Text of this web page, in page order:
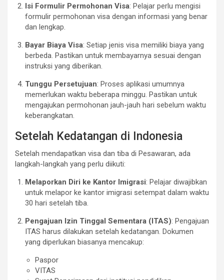
Isi Formulir Permohonan Visa: Pelajar perlu mengisi
formulir permohonan visa dengan informasi yang benar
dan lengkap.
Bayar Biaya Visa: Setiap jenis visa memiliki biaya yang
berbeda. Pastikan untuk membayarnya sesuai dengan
instruksi yang diberikan.
Tunggu Persetujuan: Proses aplikasi umumnya
memerlukan waktu beberapa minggu. Pastikan untuk
mengajukan permohonan jauh-jauh hari sebelum waktu
keberangkatan.
Setelah Kedatangan di Indonesia
Setelah mendapatkan visa dan tiba di Pesawaran, ada
langkah-langkah yang perlu diikuti:
Melaporkan Diri ke Kantor Imigrasi: Pelajar diwajibkan
untuk melapor ke kantor imigrasi setempat dalam waktu
30 hari setelah tiba.
Pengajuan Izin Tinggal Sementara (ITAS): Pengajuan
ITAS harus dilakukan setelah kedatangan. Dokumen
yang diperlukan biasanya mencakup:
Paspor
VITAS